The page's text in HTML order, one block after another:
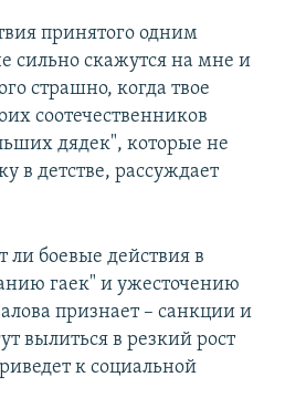
принятого одним
сильно скажутся на мне и
страшно, когда твое
соотечественников
дядек", которые не
в детстве, рассуждает
ли боевые действия в
гаек" и ужесточению
признает – санкции и
вылиться в резкий рост
к социальной